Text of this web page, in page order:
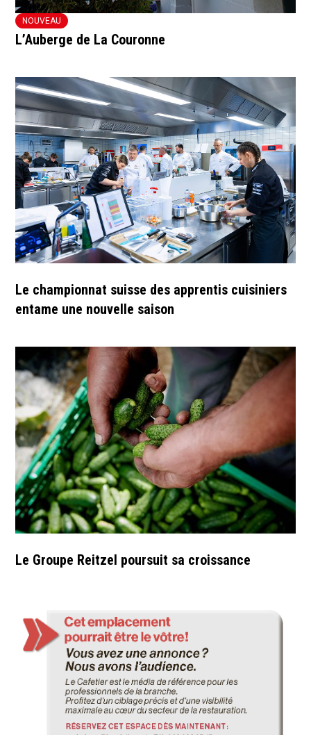
NOUVEAU
L’Auberge de La Couronne
Le championnat suisse des apprentis cuisiniers
entame une nouvelle saison
Le Groupe Reitzel poursuit sa croissance